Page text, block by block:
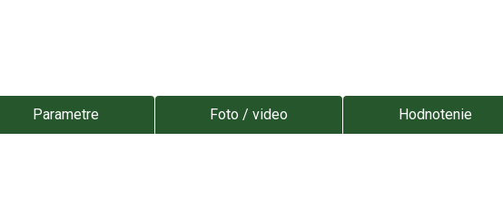
Parametre Foto / video Hodnotenie